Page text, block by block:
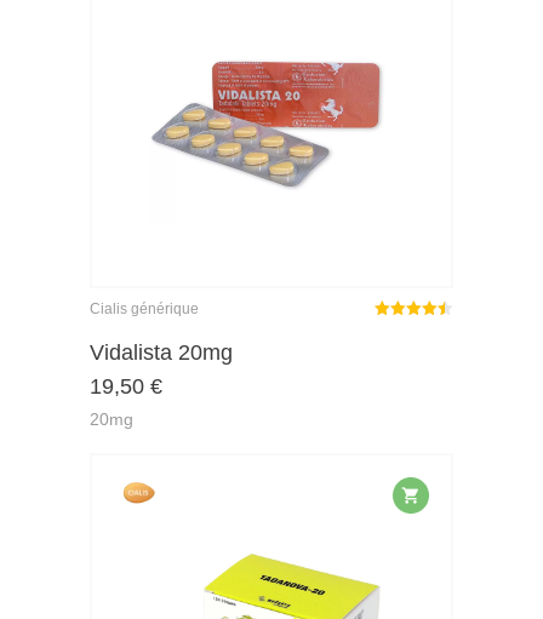
Cialis générique
Vidalista 20mg
19,50 €
20mg